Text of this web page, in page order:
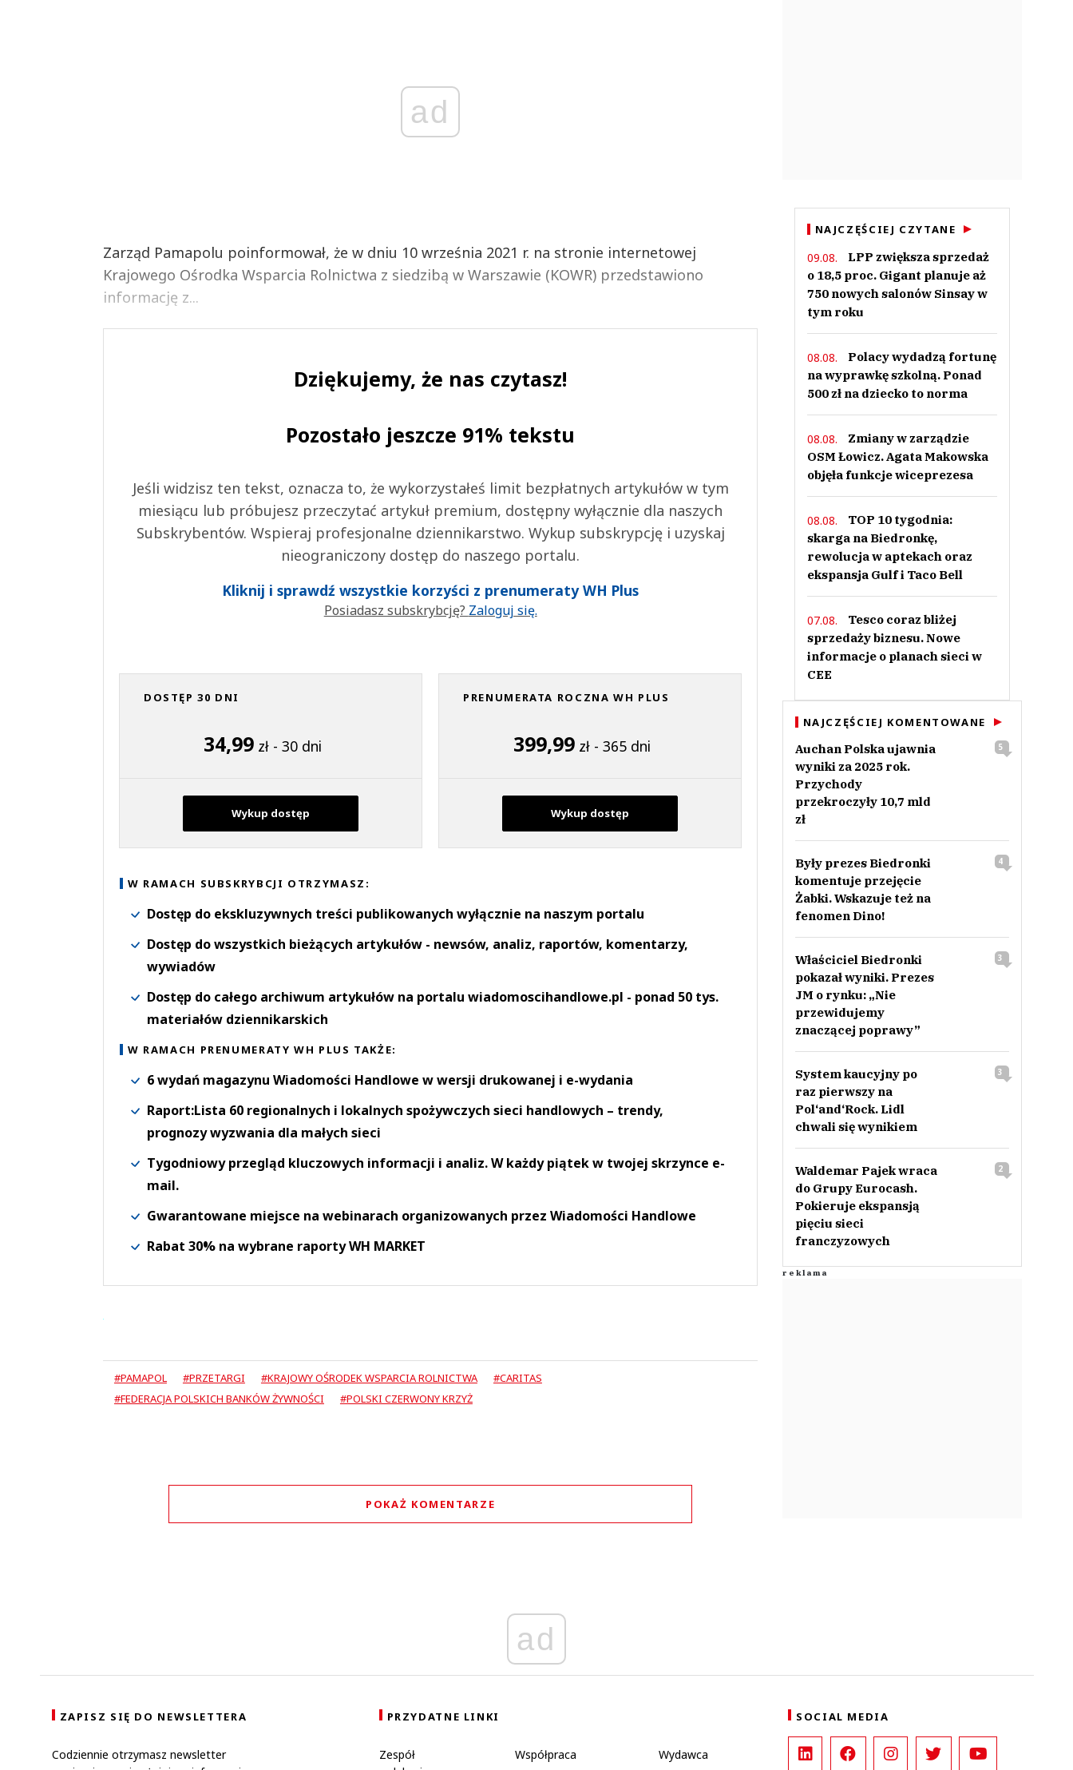
ad
Zarząd Pamapolu poinformował, że w dniu 10 września 2021 r. na stronie internetowej
Krajowego Ośrodka Wsparcia Rolnictwa z siedzibą w Warszawie (KOWR) przedstawiono
informację z...
Dziękujemy, że nas czytasz!
Pozostało jeszcze 91% tekstu
Jeśli widzisz ten tekst, oznacza to, że wykorzystałeś limit bezpłatnych artykułów w tym
miesiącu lub próbujesz przeczytać artykuł premium, dostępny wyłącznie dla naszych
Subskrybentów. Wspieraj profesjonalne dziennikarstwo. Wykup subskrypcję i uzyskaj
nieograniczony dostęp do naszego portalu.
Kliknij i sprawdź wszystkie korzyści z prenumeraty WH Plus
Posiadasz subskrybcję? Zaloguj się.
DOSTĘP 30 DNI
34,99 zł - 30 dni
Wykup dostęp
PRENUMERATA ROCZNA WH PLUS
399,99 zł - 365 dni
Wykup dostęp
W RAMACH SUBSKRYBCJI OTRZYMASZ:
Dostęp do ekskluzywnych treści publikowanych wyłącznie na naszym portalu
Dostęp do wszystkich bieżących artykułów - newsów, analiz, raportów, komentarzy,
wywiadów
Dostęp do całego archiwum artykułów na portalu wiadomoscihandlowe.pl - ponad 50 tys.
materiałów dziennikarskich
W RAMACH PRENUMERATY WH PLUS TAKŻE:
6 wydań magazynu Wiadomości Handlowe w wersji drukowanej i e-wydania
Raport:Lista 60 regionalnych i lokalnych spożywczych sieci handlowych – trendy,
prognozy wyzwania dla małych sieci
Tygodniowy przegląd kluczowych informacji i analiz. W każdy piątek w twojej skrzynce e-
mail.
Gwarantowane miejsce na webinarach organizowanych przez Wiadomości Handlowe
Rabat 30% na wybrane raporty WH MARKET
#PAMAPOL #PRZETARGI #KRAJOWY OŚRODEK WSPARCIA ROLNICTWA
#CARITAS
#FEDERACJA POLSKICH BANKÓW ŻYWNOŚCI
#POLSKI CZERWONY KRZYŻ
POKAŻ KOMENTARZE
NAJCZĘŚCIEJ CZYTANE
09.08.
LPP zwiększa sprzedaż
o 18,5 proc. Gigant planuje aż
750 nowych salonów Sinsay w
tym roku
08.08.
Polacy wydadzą fortunę
na wyprawkę szkolną. Ponad
500 zł na dziecko to norma
08.08.
Zmiany w zarządzie
OSM Łowicz. Agata Makowska
objęła funkcje wiceprezesa
08.08.
TOP 10 tygodnia:
skarga na Biedronkę,
rewolucja w aptekach oraz
ekspansja Gulf i Taco Bell
07.08.
Tesco coraz bliżej
sprzedaży biznesu. Nowe
informacje o planach sieci w
CEE
NAJCZĘŚCIEJ KOMENTOWANE
Auchan Polska ujawnia
wyniki za 2025 rok.
Przychody
przekroczyły 10,7 mld
zł
5
Były prezes Biedronki
komentuje przejęcie
Żabki. Wskazuje też na
fenomen Dino!
4
Właściciel Biedronki
pokazał wyniki. Prezes
JM o rynku: „Nie
przewidujemy
znaczącej poprawy”
3
System kaucyjny po
raz pierwszy na
Pol‘and‘Rock. Lidl
chwali się wynikiem
3
Waldemar Pajek wraca
do Grupy Eurocash.
Pokieruje ekspansją
pięciu sieci
franczyzowych
2
ad
ZAPISZ SIĘ DO NEWSLETTERA
Codziennie otrzymasz newsletter
PRZYDATNE LINKI
Zespół
Współpraca Wydawca
SOCIAL MEDIA